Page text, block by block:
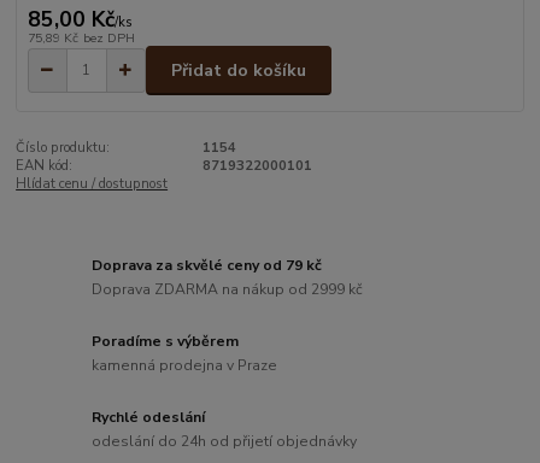
85,00 Kč/ks
75,89 Kč bez DPH
Přidat do košíku
Číslo produktu:
1154
EAN kód:
8719322000101
Hlídat cenu / dostupnost
Doprava za skvělé ceny od 79 kč
Doprava ZDARMA na nákup od 2999 kč
Poradíme s výběrem
kamenná prodejna v Praze
Rychlé odeslání
odeslání do 24h od přijetí objednávky